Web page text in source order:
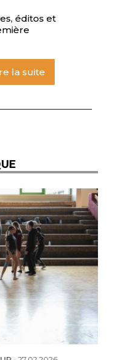
éditos et
la suite